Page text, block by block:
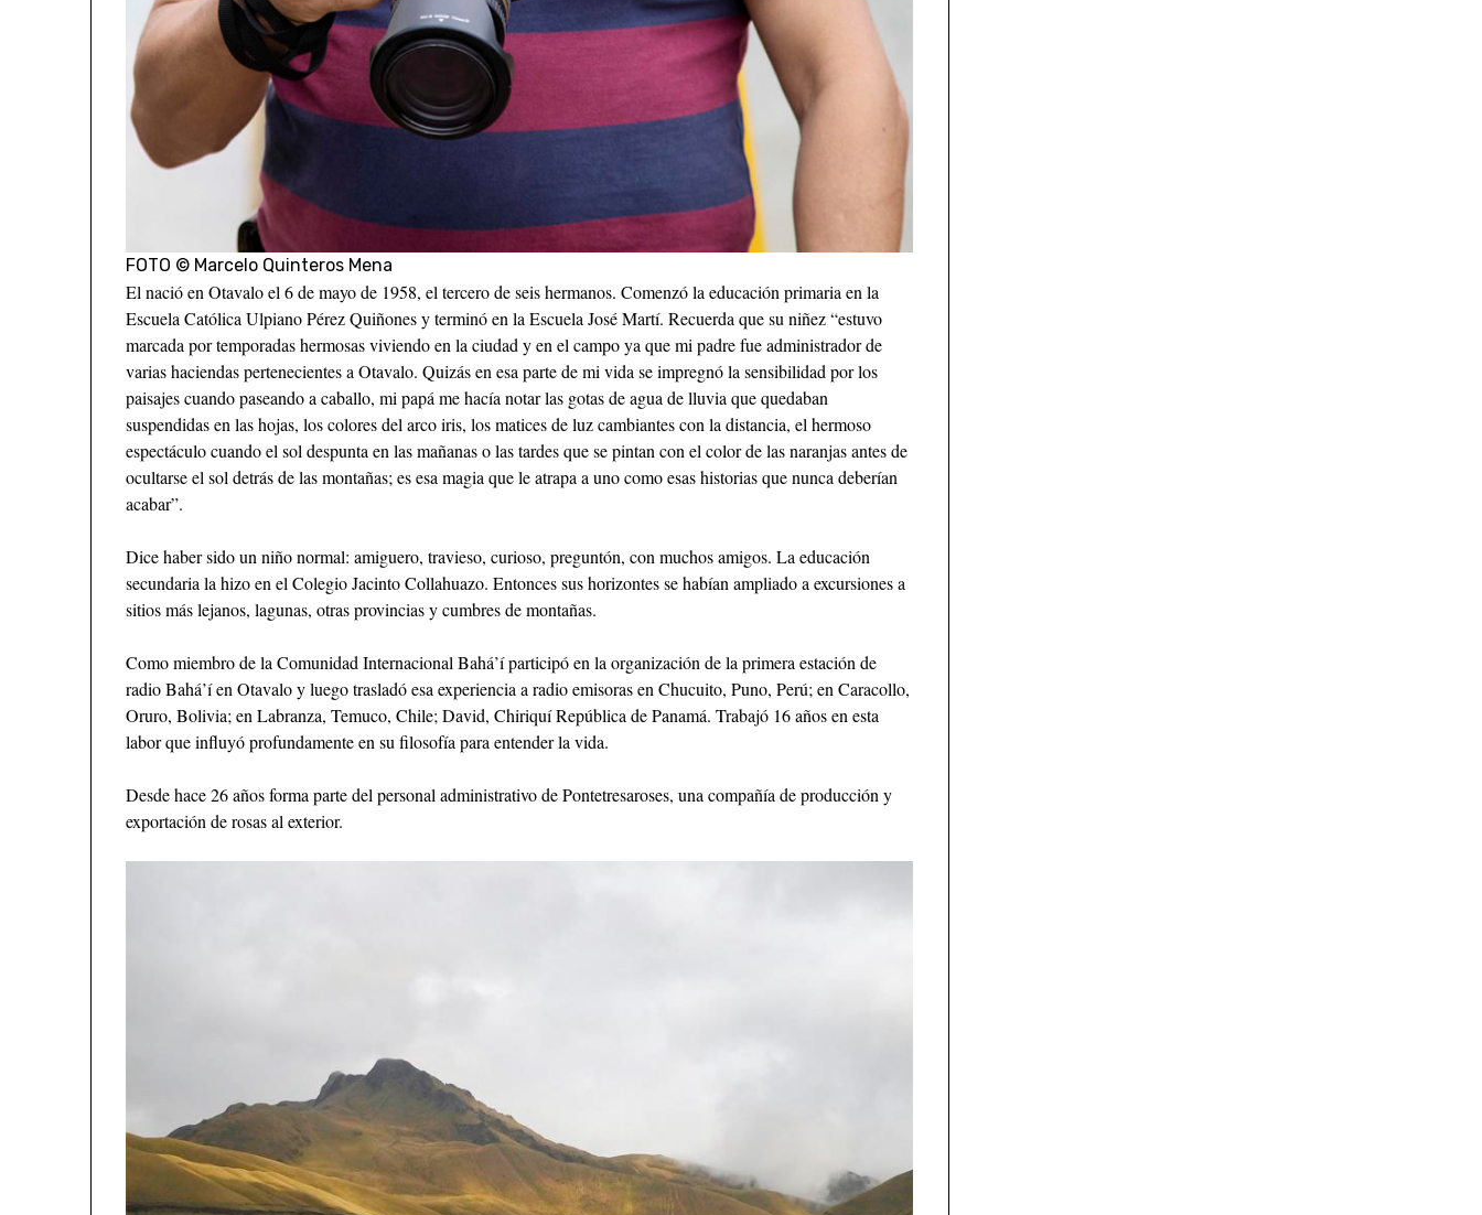
FOTO © Marcelo Quinteros Mena
El nació en Otavalo el 6 de mayo de 1958, el tercero de seis hermanos. Comenzó la educación primaria en la
Escuela Católica Ulpiano Pérez Quiñones y terminó en la Escuela José Martí. Recuerda que su niñez “estuvo
marcada por temporadas hermosas viviendo en la ciudad y en el campo ya que mi padre fue administrador de
varias haciendas pertenecientes a Otavalo. Quizás en esa parte de mi vida se impregnó la sensibilidad por los
paisajes cuando paseando a caballo, mi papá me hacía notar las gotas de agua de lluvia que quedaban
suspendidas en las hojas, los colores del arco iris, los matices de luz cambiantes con la distancia, el hermoso
espectáculo cuando el sol despunta en las mañanas o las tardes que se pintan con el color de las naranjas antes de
ocultarse el sol detrás de las montañas; es esa magia que le atrapa a uno como esas historias que nunca deberían
acabar”.
Dice haber sido un niño normal: amiguero, travieso, curioso, preguntón, con muchos amigos. La educación
secundaria la hizo en el Colegio Jacinto Collahuazo. Entonces sus horizontes se habían ampliado a excursiones a
sitios más lejanos, lagunas, otras provincias y cumbres de montañas.
Como miembro de la Comunidad Internacional Bahá’í participó en la organización de la primera estación de
radio Bahá’í en Otavalo y luego trasladó esa experiencia a radio emisoras en Chucuito, Puno, Perú; en Caracollo,
Oruro, Bolivia; en Labranza, Temuco, Chile; David, Chiriquí República de Panamá. Trabajó 16 años en esta
labor que influyó profundamente en su filosofía para entender la vida.
Desde hace 26 años forma parte del personal administrativo de Pontetresaroses, una compañía de producción y
exportación de rosas al exterior.